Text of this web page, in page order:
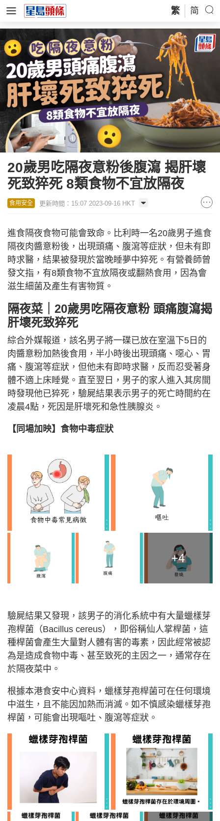
繁 简
20歲男吃隔夜意粉後腹瀉 揭肝壞
死致猝死 8類食物不宜放隔夜
食用安全 更新時間：15:07 2023-09-16 HKT
進食隔夜食物可能會致命。比利時一名20歲男子進食
隔夜肉醬意粉後，出現頭痛、腹瀉等症狀，但未有即
時求醫，結果被發現於當晚睡夢中猝死。有營養師曾
發文指，有8類食物不宜放隔夜或翻熱食用，因為會
滋生細菌及產生有害物質。
隔夜菜｜20歲男吃隔夜意粉 頭痛腹瀉揭
肝壞死致猝死
綜合外媒報道，該名男子將一碟已放在室溫下5日的
肉醬意粉加熱後食用，半小時後出現頭痛、噁心、胃
痛、腹瀉等症狀，但他未有即時求醫，反而忍受著身
體不適上床睡覺。直至翌日，男子的家人進入其房間
時發現他已猝死，驗屍結果表示男子的死亡時間約在
凌晨4點，死因是肝壞死和急性胰腺炎。
【同場加映】食物中毒症狀
+4
驗屍結果又發現，該男子的消化系統中有大量蠟樣芽
孢桿菌（Bacillus cereus），即俗稱仙人掌桿菌，這
種桿菌會產生大量對人體有害的毒素，因此經常被認
為是造成食物中毒、甚至致死的主因之一，通常存在
於隔夜菜中。
根據本港食安中心資料，蠟樣芽孢桿菌可在任何環境
中滋生，且不能因加熱而消滅。如不慎感染蠟樣芽孢
桿菌，可能會出現嘔吐、腹瀉等症狀。